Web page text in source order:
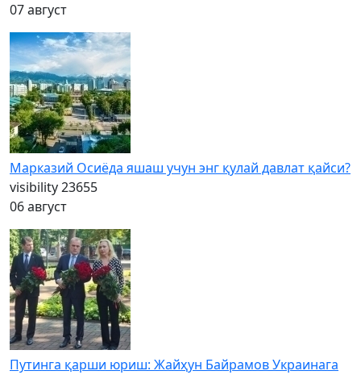
07 август
Марказий Осиёда яшаш учун энг қулай давлат қайси?
visibility23655
06 август
Путинга қарши юриш: Жайҳун Байрамов Украинага